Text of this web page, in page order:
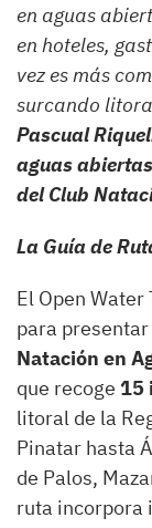
en aguas
en hoteles,
vez es más
surcando
Pascual
aguas
del Club
La Guía de
El Open
para
Natación en
que recoge 15
litoral de la
Pinatar hasta
de Palos,
ruta incorpora